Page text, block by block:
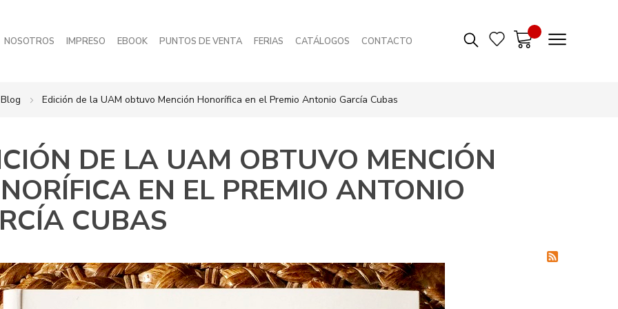
NOSOTROS IMPRESO EBOOK PUNTOS DE VENTA FERIAS CATÁLOGOS CONTACTO
Blog Edición de la UAM obtuvo Mención Honorífica en el Premio Antonio García Cubas
DE LA UAM OBTUVO MENCIÓN
EN EL PREMIO ANTONIO
CUBAS